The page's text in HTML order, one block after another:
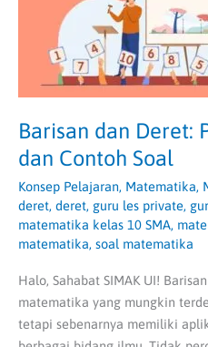
Barisan dan Deret:
dan Contoh Soal
Konsep Pelajaran, Matematika,
deret, deret, guru les private,
matematika kelas 10 SMA,
matematika, soal matematika
Halo, Sahabat SIMAK UI!
matematika yang mungkin
tetapi sebenarnya memiliki
Contoh